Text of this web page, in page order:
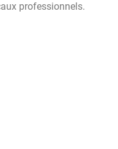
professionnels.